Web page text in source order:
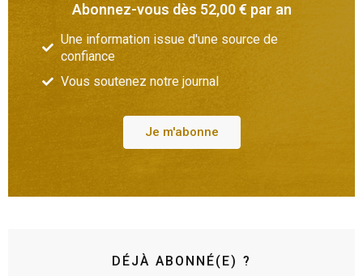
Abonnez-vous dès 52,00 € par an
Une information issue d'une source de
confiance
Vous soutenez notre journal
Je m'abonne
DÉJÀ ABONNÉ(E) ?